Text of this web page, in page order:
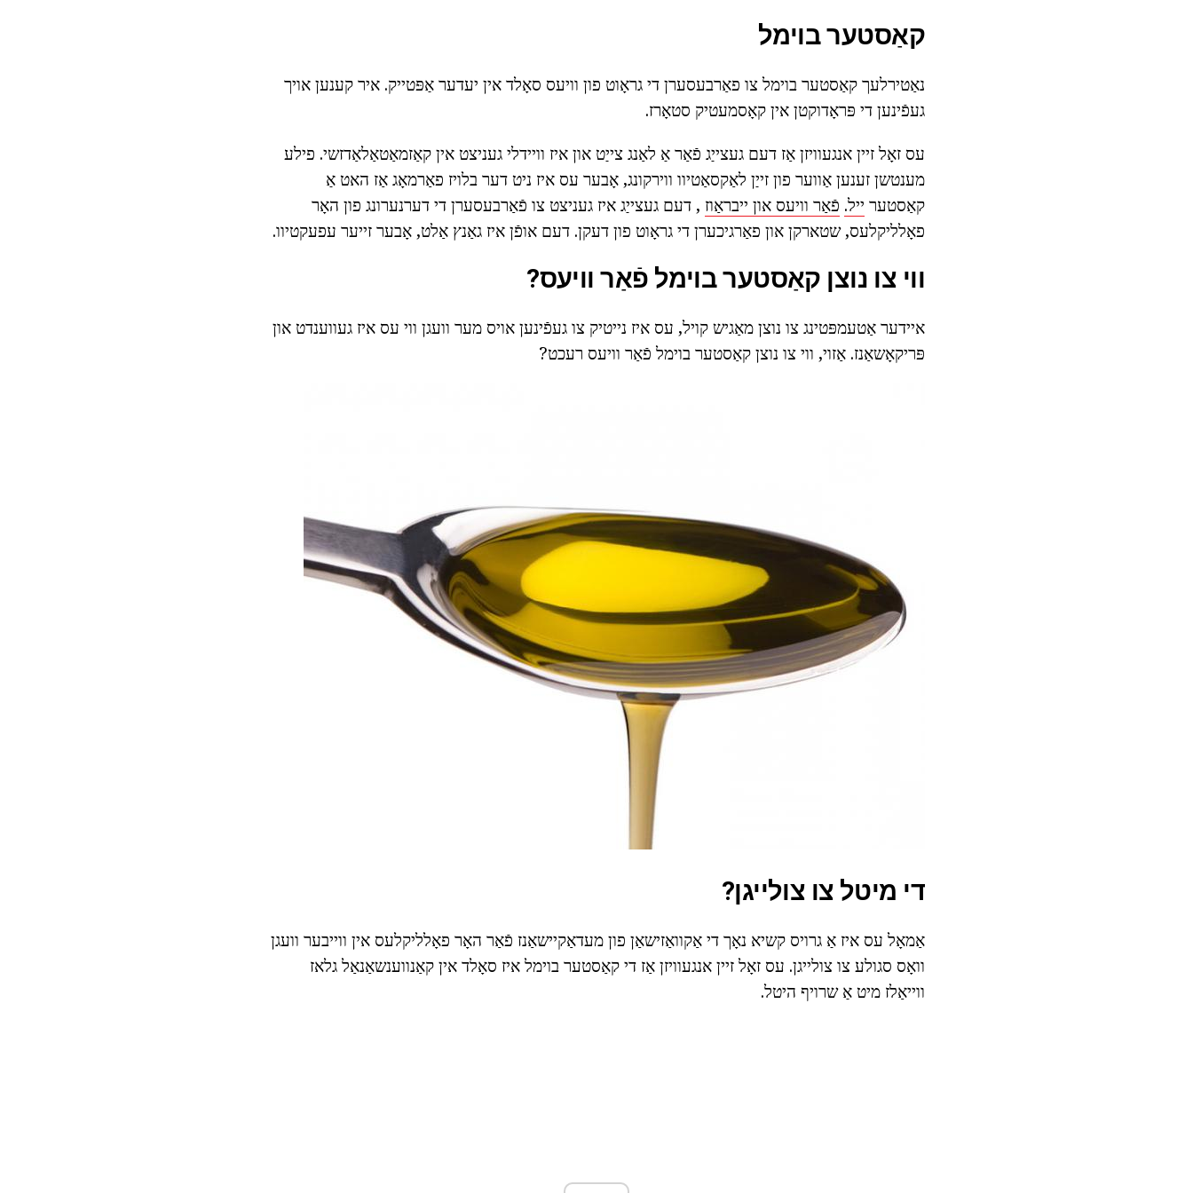
קאַסטער בוימל
נאַטירלעך קאַסטער בוימל צו פאַרבעסערן די גראָוט פון וויעס סאָלד אין יעדער אַפּטייק. איר קענען אויך
געפֿינען די פּראָדוקטן אין קאָסמעטיק סטאָרז.
עס זאָל זיין אנגעוויזן אַז דעם געצייַג פֿאַר אַ לאַנג צייַט און איז וויידלי געניצט אין קאַזמאַטאַלאַדזשי. פילע
מענטשן זענען אַווער פון זייַן לאַקסאַטיוו ווירקונג, אָבער עס איז ניט דער בלויז פאַרמאָג אַז האט אַ
קאַסטער ייל. פֿאַר וויעס און ייבראַוז , דעם געצייַג איז געניצט צו פֿאַרבעסערן די דערנערונג פון האָר
פאָלליקלעס, שטארקן און פאַרגיכערן די גראָוט פון דעקן. דעם אופֿן איז גאַנץ אַלט, אָבער זייער עפעקטיוו.
ווי צו נוצן קאַסטער בוימל פֿאַר וויעס?
איידער אַטעמפּטינג צו נוצן מאַגיש קויל, עס איז נייטיק צו געפֿינען אויס מער וועגן ווי עס איז געווענדט און
פּריקאָשאַנז. אַזוי, ווי צו נוצן קאַסטער בוימל פֿאַר וויעס רעכט?
די מיטל צו צולייגן?
אַמאָל עס איז אַ גרויס קשיא נאָך די אַקוואַזישאַן פון מעדאַקיישאַנז פֿאַר האָר פאָלליקלעס אין ווייבער וועגן
וואָס סגולע צו צולייגן. עס זאָל זיין אנגעוויזן אַז די קאַסטער בוימל איז סאָלד אין קאַנווענשאַנאַל גלאז
ווייאַלז מיט אַ שרויף היטל.